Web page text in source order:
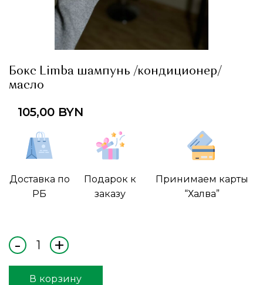
Бокс Limba шампунь /кондиционер/
масло
105,00 BYN
Доставка по
РБ
Подарок к
заказу
Принимаем карты
“Халва”
В корзину